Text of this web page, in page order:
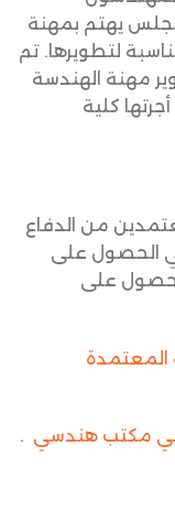
يهتم بمهنة
لتطويرها. تم
مهنة الهندسة
كلية
من الدفاع
الحصول على
على
المعتمدة
مكتب هندسي .